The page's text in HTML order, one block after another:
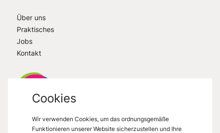
Über uns
Praktisches
Jobs
Kontakt
VisitMons 2026- All right reserved
Cookies
Wir verwenden Cookies, um das ordnungsgemäße
Funktionieren unserer Website sicherzustellen und Ihre